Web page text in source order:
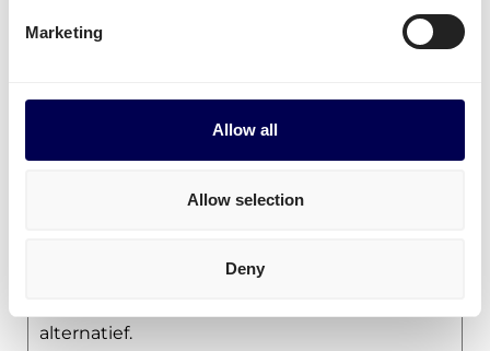
Marketing
Allow all
Allow selection
Deny
Bijvoorbeeld naar en vanuit Frankrijk,
aangeven via ons online portaal.
kun je bij ons aanvragen. Je dient dus in het
alternatief.